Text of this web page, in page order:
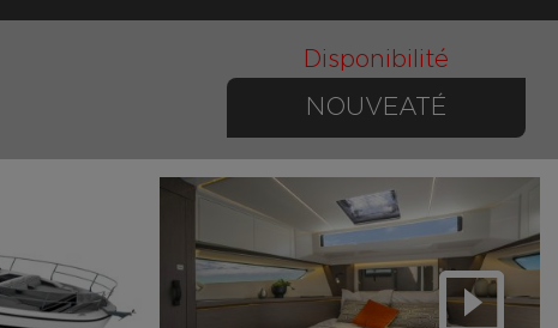
Disponibilité
NOUVEATÉ